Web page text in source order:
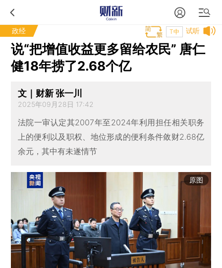
政经 试听
T中
说“把增值收益更多留给农民” 唐仁
健18年捞了2.68个亿
文｜财新 张一川
2025年09月28日 17:42
法院一审认定其2007年至2024年利用担任相关职务
上的便利以及职权、地位形成的便利条件敛财2.68亿
余元，其中有未遂情节
原图